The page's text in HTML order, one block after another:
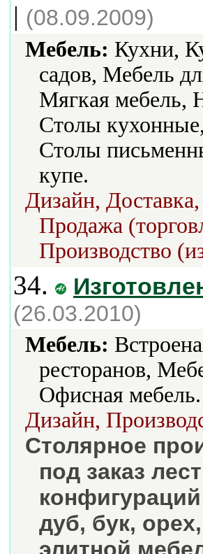
| (08.09.2009)
Мебель: Кухни,
садов, Мебель
Мягкая мебель,
Столы
Столы
купе.
Дизайн,
Продажа
Производство
34.
(26.03.2010)
Мебель:
ресторанов,
Офисная
Дизайн,
Столярное
под заказ
дуб, бук,